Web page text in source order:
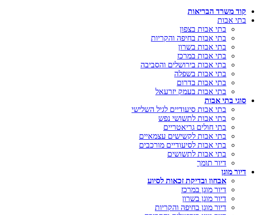
קוד משרד הבריאות
בתי אבות
בתי אבות בצפון
בתי אבות בחיפה והקריות
בתי אבות בשרון
בתי אבות במרכז
בתי אבות בירושלים והסביבה
בתי אבות בשפלה
בתי אבות בדרום
בתי אבות בעמק יזרעאל
סוגי בתי אבות
בתי אבות סיעודיים לגיל השלישי
בתי אבות לתשושי נפש
בתי חולים גריאטריים
בתי אבות לקשישים עצמאיים
בתי אבות לסיעודיים מורכבים
בתי אבות לתשושים
דיור תומך
דיור מוגן
אבחון ובדיקת זכאות לסיוע
דיור מוגן במרכז
דיור מוגן בשרון
דיור מוגן בחיפה והקריות